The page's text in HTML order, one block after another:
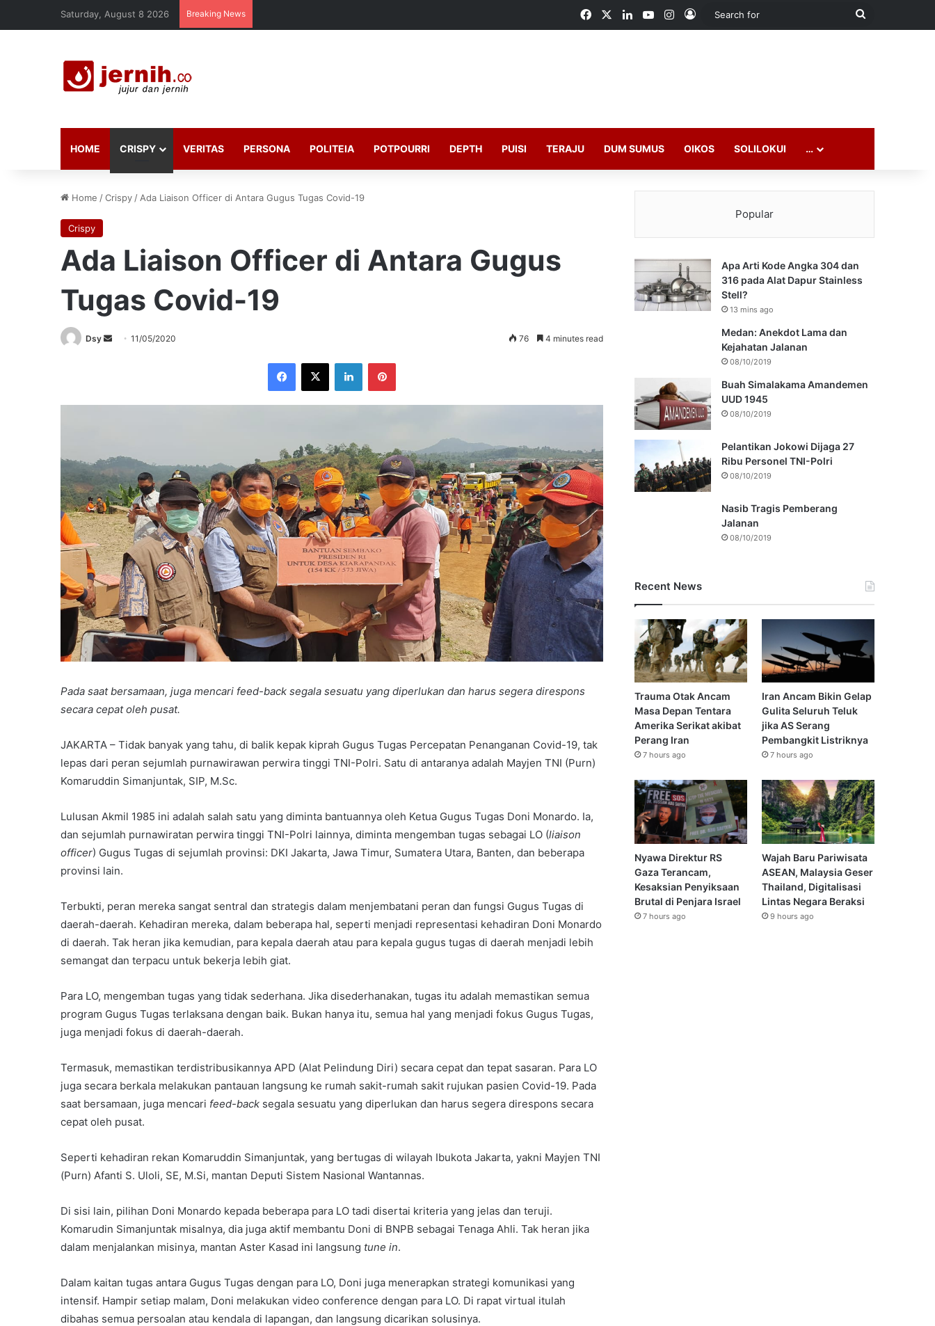
Saturday, August 8 2026 Breaking News FacebookLinkedInYouTubeInstagram
Log In
Search
HOME CRISPY VERITAS PERSONA POLITEIA POTPOURRI DEPTH PUISI TERAJU DUM SUMUS OIKOS SOLILOKUI …
Home /Crispy / Ada Liaison Officer di Antara Gugus Tugas Covid-19
Crispy
Ada Liaison Officer di Antara Gugus
Tugas Covid-19
Dsy
Send11/05/2020 76 4 minutes read
Facebook
X LinkedInPinterest
Pada saat bersamaan, juga mencari feed-back segala sesuatu yang diperlukan dan harus segera direspons
secara cepat oleh pusat.
JAKARTA – Tidak banyak yang tahu, di balik kepak kiprah Gugus Tugas Percepatan Penanganan Covid-19, tak
lepas dari peran sejumlah purnawirawan perwira tinggi TNI-Polri. Satu di antaranya adalah Mayjen TNI (Purn)
Komaruddin Simanjuntak, SIP, M.Sc.
Lulusan Akmil 1985 ini adalah salah satu yang diminta bantuannya oleh Ketua Gugus Tugas Doni Monardo. Ia,
dan sejumlah purnawiratan perwira tinggi TNI-Polri lainnya, diminta mengemban tugas sebagai LO (liaison
officer) Gugus Tugas di sejumlah provinsi: DKI Jakarta, Jawa Timur, Sumatera Utara, Banten, dan beberapa
provinsi lain.
Terbukti, peran mereka sangat sentral dan strategis dalam menjembatani peran dan fungsi Gugus Tugas di
daerah-daerah. Kehadiran mereka, dalam beberapa hal, seperti menjadi representasi kehadiran Doni Monardo
di daerah. Tak heran jika kemudian, para kepala daerah atau para kepala gugus tugas di daerah menjadi lebih
semangat dan terpacu untuk bekerja lebih giat.
Para LO, mengemban tugas yang tidak sederhana. Jika disederhanakan, tugas itu adalah memastikan semua
program Gugus Tugas terlaksana dengan baik. Bukan hanya itu, semua hal yang menjadi fokus Gugus Tugas,
juga menjadi fokus di daerah-daerah.
Termasuk, memastikan terdistribusikannya APD (Alat Pelindung Diri) secara cepat dan tepat sasaran. Para LO
juga secara berkala melakukan pantauan langsung ke rumah sakit-rumah sakit rujukan pasien Covid-19. Pada
saat bersamaan, juga mencari feed-back segala sesuatu yang diperlukan dan harus segera direspons secara
cepat oleh pusat.
Seperti kehadiran rekan Komaruddin Simanjuntak, yang bertugas di wilayah Ibukota Jakarta, yakni Mayjen TNI
(Purn) Afanti S. Uloli, SE, M.Si, mantan Deputi Sistem Nasional Wantannas.
Di sisi lain, pilihan Doni Monardo kepada beberapa para LO tadi disertai kriteria yang jelas dan teruji.
Komarudin Simanjuntak misalnya, dia juga aktif membantu Doni di BNPB sebagai Tenaga Ahli. Tak heran jika
dalam menjalankan misinya, mantan Aster Kasad ini langsung tune in.
Dalam kaitan tugas antara Gugus Tugas dengan para LO, Doni juga menerapkan strategi komunikasi yang
intensif. Hampir setiap malam, Doni melakukan video conference dengan para LO. Di rapat virtual itulah
dibahas semua persoalan atau kendala di lapangan, dan langsung dicarikan solusinya.
Popular
Apa Arti Kode Angka 304 dan
316 pada Alat Dapur Stainless
Stell?
13 mins ago
Medan: Anekdot Lama dan
Kejahatan Jalanan
08/10/2019
Buah Simalakama Amandemen
UUD 1945
08/10/2019
Pelantikan Jokowi Dijaga 27
Ribu Personel TNI-Polri
08/10/2019
Nasib Tragis Pemberang
Jalanan
08/10/2019
Recent News
Trauma Otak Ancam
Masa Depan Tentara
Amerika Serikat akibat
Perang Iran
7 hours ago
Iran Ancam Bikin Gelap
Gulita Seluruh Teluk
jika AS Serang
Pembangkit Listriknya
7 hours ago
Nyawa Direktur RS
Gaza Terancam,
Kesaksian Penyiksaan
Brutal di Penjara Israel
7 hours ago
Wajah Baru Pariwisata
ASEAN, Malaysia Geser
Thailand, Digitalisasi
Lintas Negara Beraksi
9 hours ago